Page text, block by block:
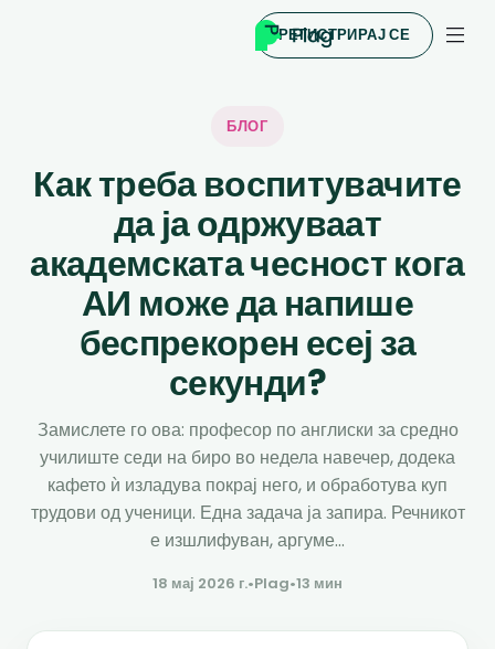
РЕГИСТРИРАЈ СЕ
БЛОГ
Как треба воспитувачите
да ја одржуваат
академската чесност кога
АИ може да напише
беспрекорен есеј за
секунди?
Замислете го ова: професор по англиски за средно
училиште седи на биро во недела навечер, додека
кафето ѝ изладува покрај него, и обработува куп
трудови од ученици. Една задача ја запира. Речникот
е изшлифуван, аргуме...
18 мај 2026 г.•Plag•13 мин